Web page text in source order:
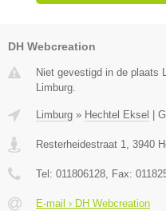
DH Webcreation
Niet gevestigd in de plaats
Limburg.
Limburg » Hechtel Eksel
Resterheidestraat 1, 3940
Tel: 011806128, Fax:
E-mail › DH Webcreation